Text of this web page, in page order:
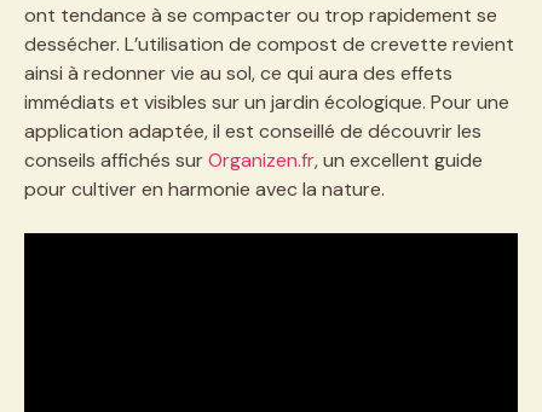
ont tendance à se compacter ou trop rapidement se
dessécher. L’utilisation de compost de crevette revient
ainsi à redonner vie au sol, ce qui aura des effets
immédiats et visibles sur un jardin écologique. Pour une
application adaptée, il est conseillé de découvrir les
conseils affichés surOrganizen.fr, un excellent guide
pour cultiver en harmonie avec la nature.